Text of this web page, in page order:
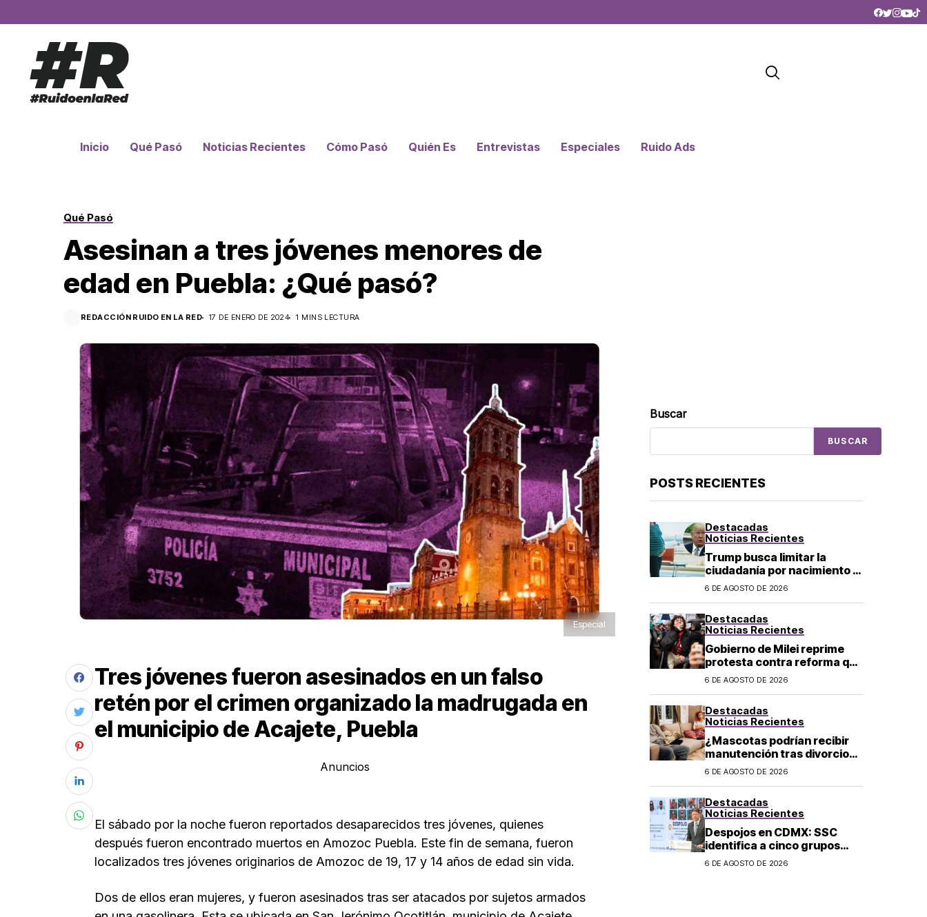
Inicio Qué Pasó Noticias Recientes Cómo Pasó Quién Es Entrevistas Especiales Ruido Ads
Qué Pasó
Asesinan a tres jóvenes menores de
edad en Puebla: ¿Qué pasó?
REDACCIÓN RUIDO EN LA RED 17 DE ENERO DE 2024 1 MINS LECTURA
Especial
Tres jóvenes fueron asesinados en un falso
retén por el crimen organizado la madrugada en
el municipio de Acajete, Puebla
Anuncios
El sábado por la noche fueron reportados desaparecidos tres jóvenes, quienes
después fueron encontrado muertos en Amozoc Puebla. Este fin de semana, fueron
localizados tres jóvenes originarios de Amozoc de 19, 17 y 14 años de edad sin vida.
Dos de ellos eran mujeres, y fueron asesinados tras ser atacados por sujetos armados
Buscar
BUSCAR
POSTS RECIENTES
Destacadas
Noticias Recientes
Trump busca limitar la
ciudadanía por nacimiento y
el «turismo de parto» en EU;
6 DE AGOSTO DE 2026
Destacadas
Noticias Recientes
Gobierno de Milei reprime
protesta contra reforma que
permite la venta de tierra a
6 DE AGOSTO DE 2026
Destacadas
Noticias Recientes
¿Mascotas podrían recibir
manutención tras divorcio
de sus dueños en CDMX?
6 DE AGOSTO DE 2026
Destacadas
Noticias Recientes
Despojos en CDMX: SSC
identifica a cinco grupos
criminales vinculados a este
6 DE AGOSTO DE 2026